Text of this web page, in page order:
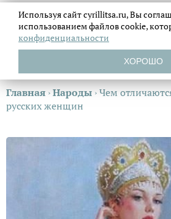
Главная ›Народы ›Чем
русских женщин
Используя сайт cyrillitsa.ru, Вы
использованием файловcookie,
конфиденциальности
ХОРОШО